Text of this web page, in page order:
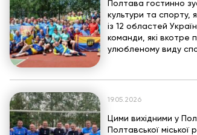
Полтава гостинно
культури та спорту,
із 12 областей
команди, які вкотре
улюбленому виду
19.05.2026
Цими вихідними у
Полтавської